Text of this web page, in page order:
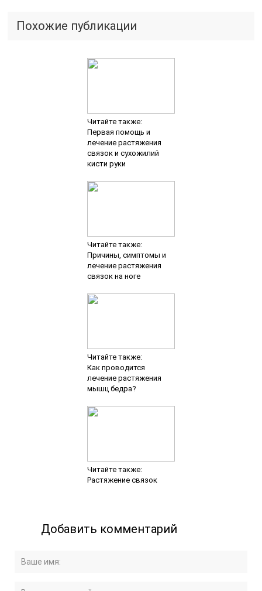
Похожие публикации
Читайте также:
Первая помощь и
лечение растяжения
связок и сухожилий
кисти руки
Читайте также:
Причины, симптомы и
лечение растяжения
связок на ноге
Читайте также:
Как проводится
лечение растяжения
мышц бедра?
Читайте также:
Растяжение связок
Добавить комментарий